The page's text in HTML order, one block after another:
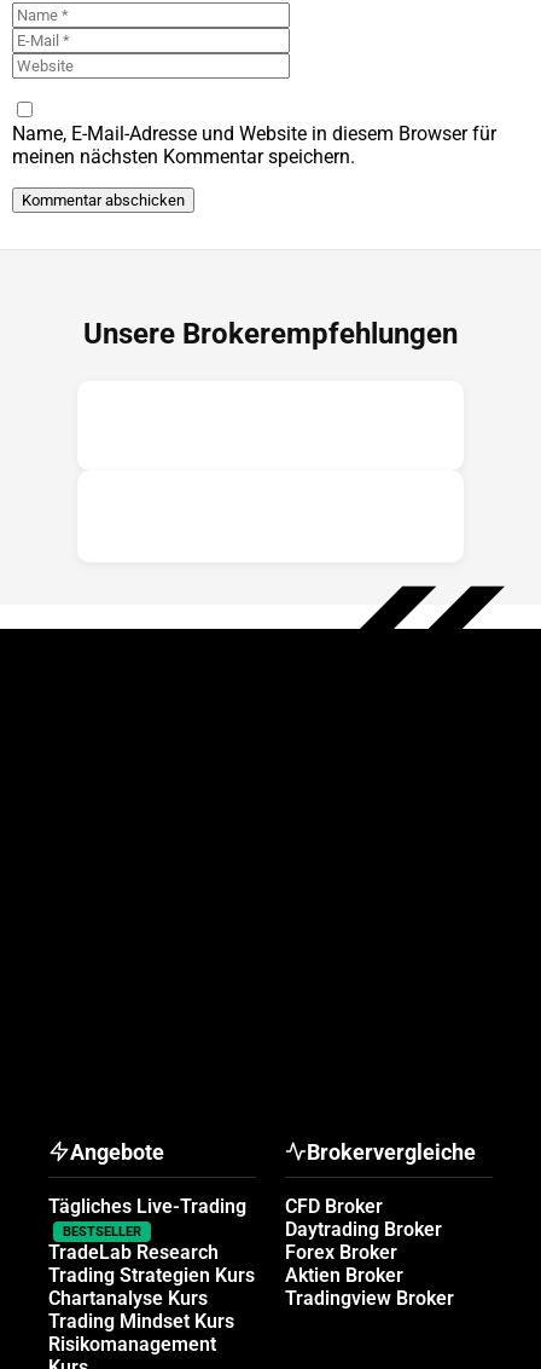
Name
Mail
Name, E-Mail-Adresse und Website in diesem Browser für
meinen nächsten Kommentar speichern.
Unsere Brokerempfehlungen
Angebote
Tägliches Live-Trading
BESTSELLER
TradeLab Research
Trading Strategien Kurs
Chartanalyse Kurs
Trading Mindset Kurs
Risikomanagement
Brokervergleiche
CFD Broker
Daytrading Broker
Forex Broker
Aktien Broker
Tradingview Broker